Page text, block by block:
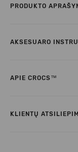
PRODUKTO
AKSESUARO
APIE CROCS™
KLIENTŲ